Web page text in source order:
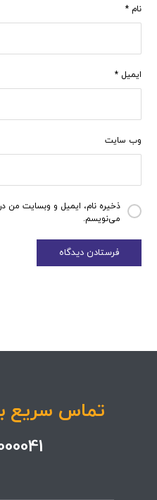
نام*
ایمیل*
وب‌ سایت
ذخیره نام، ایمیل و وبسایت من
می‌نویسم.
تماس سریع